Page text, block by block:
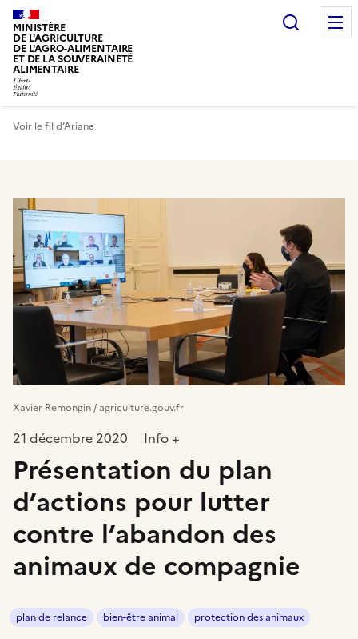
MINISTÈRE
DE L'AGRICULTURE
DE L'AGRO-ALIMENTAIRE
ET DE LA SOUVERAINETÉ
ALIMENTAIRE
Voir le fil d’Ariane
Xavier Remongin / agriculture.gouv.fr
21 décembre 2020 Info +
Présentation du plan
d’actions pour lutter
contre l’abandon des
animaux de compagnie
plan de relance bien-être animal protection des animaux